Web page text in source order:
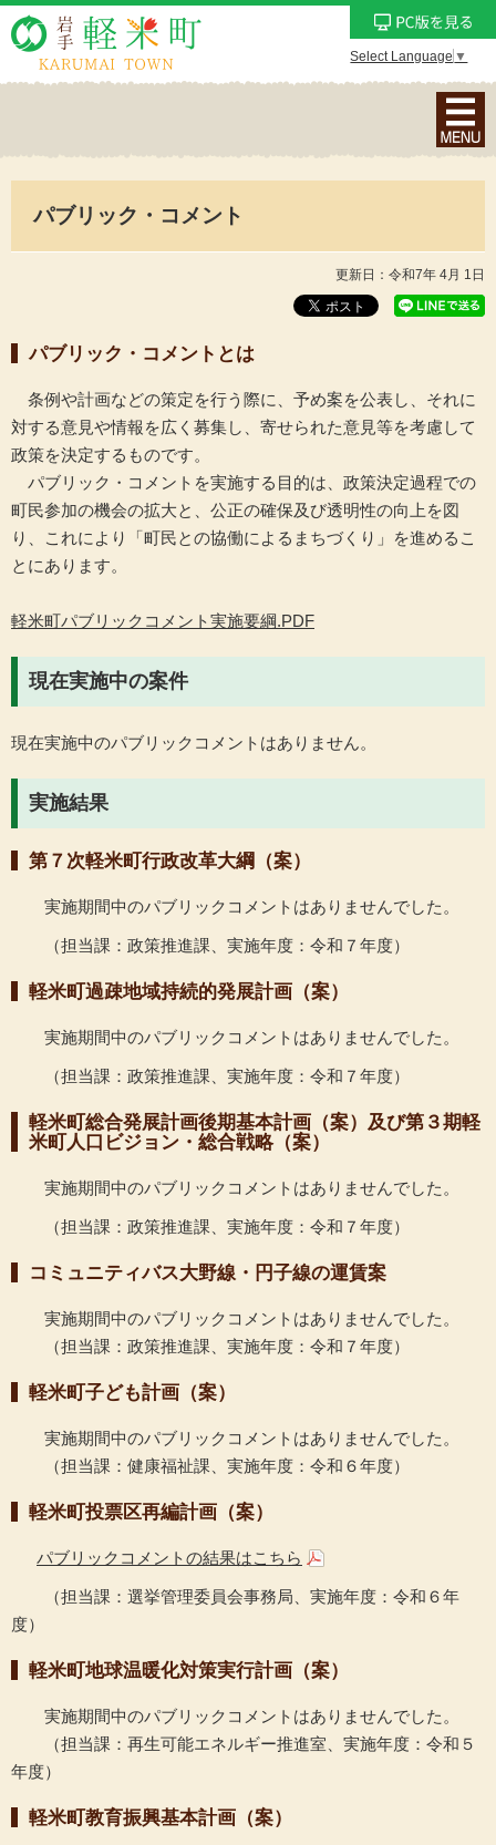
Select Language ▼
ナ
ビ
ン
メ
を
表
パブリック・コメント
更新日：令和7年 4月 1日
パブリック・コメントとは
条例や計画などの策定を行う際に、予め案を公表し、それに
対する意見や情報を広く募集し、寄せられた意見等を考慮して
政策を決定するものです。
パブリック・コメントを実施する目的は、政策決定過程での
町民参加の機会の拡大と、公正の確保及び透明性の向上を図
り、これにより「町民との協働によるまちづくり」を進めるこ
とにあります。
軽米町パブリックコメント実施要綱.PDF
現在実施中の案件
現在実施中のパブリックコメントはありません。
実施結果
第７次軽米町行政改革大綱（案）
実施期間中のパブリックコメントはありませんでした。
（担当課：政策推進課、実施年度：令和７年度）
軽米町過疎地域持続的発展計画（案）
実施期間中のパブリックコメントはありませんでした。
（担当課：政策推進課、実施年度：令和７年度）
軽米町総合発展計画後期基本計画（案）及び第３期軽
米町人口ビジョン・総合戦略（案）
実施期間中のパブリックコメントはありませんでした。
（担当課：政策推進課、実施年度：令和７年度）
コミュニティバス大野線・円子線の運賃案
実施期間中のパブリックコメントはありませんでした。
（担当課：政策推進課、実施年度：令和７年度）
軽米町子ども計画（案）
実施期間中のパブリックコメントはありませんでした。
（担当課：健康福祉課、実施年度：令和６年度）
軽米町投票区再編計画（案）
パブリックコメントの結果はこちら
（担当課：選挙管理委員会事務局、実施年度：令和６年
度）
軽米町地球温暖化対策実行計画（案）
実施期間中のパブリックコメントはありませんでした。
（担当課：再生可能エネルギー推進室、実施年度：令和５
年度）
軽米町教育振興基本計画（案）